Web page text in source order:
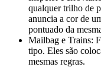
qualquer trilho de
anuncia a cor de
pontuado da
Mailbag e Trains:
tipo. Eles são
mesmas regras.